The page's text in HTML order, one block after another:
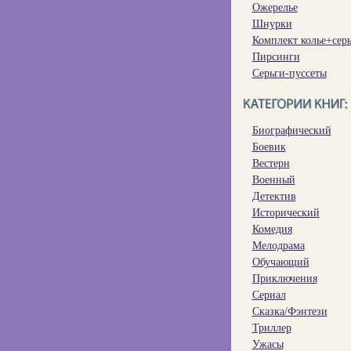
Ожерелье
Шнурки
Комплект
Пирсинги
Серьги-пуссеты
Биографический
Боевик
Вестерн
Военный
Детектив
Исторический
Комедия
Мелодрама
Обучающий
Приключения
Сериал
Сказка/Фэнтези
Триллер
Ужасы